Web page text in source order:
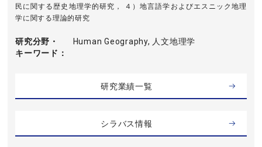
民に関する歴史地理学的研究， ４）地言語学およびエスニック地理
学に関する理論的研究
研究分野・
キーワード
Human Geography, 人文地理学
研究業績一覧
シラバス情報